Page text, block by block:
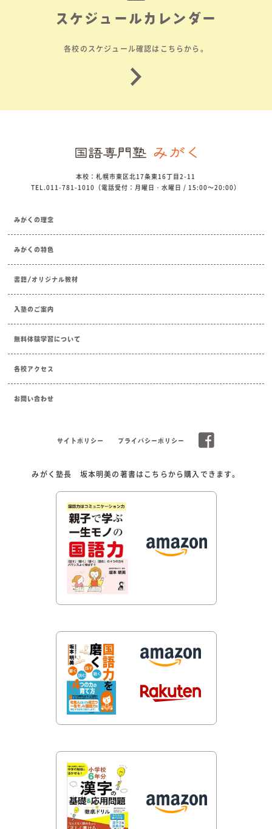
スケジュールカレンダー
各校のスケジュール確認はこちらから。
本校：札幌市東区北17条東16丁目2-11
TEL.011-781-1010（電話受付：月曜日・水曜日 / 15:00～20:00）
みがくの理念
みがくの特色
書籍/オリジナル教材
入塾のご案内
無料体験学習について
各校アクセス
お問い合わせ
サイトポリシー プライバシーポリシー
みがく塾長 坂本明美の著書はこちらから購入できます。